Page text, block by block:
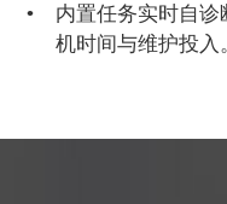
内置任务实时自
机时间与维护投入